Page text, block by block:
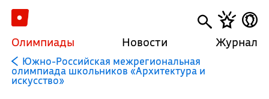
Олимпиады Новости Журнал
Южно-Российская межрегиональная
олимпиада школьников «Архитектура и
искусство»